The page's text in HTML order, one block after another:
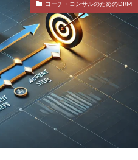
コーチ・コンサルのためのDRM